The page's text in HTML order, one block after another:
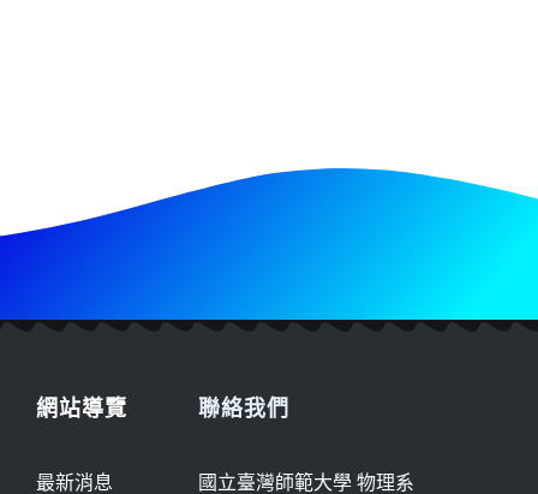
網站導覽
最新消息
聯絡我們
國立臺灣師範大學 物理系